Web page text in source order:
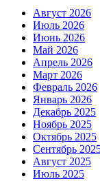
Август 2026
Июль 2026
Июнь 2026
Май 2026
Апрель 2026
Март 2026
Февраль 2026
Январь 2026
Декабрь 2025
Ноябрь 2025
Октябрь 2025
Сентябрь
Август 2025
Июль 2025